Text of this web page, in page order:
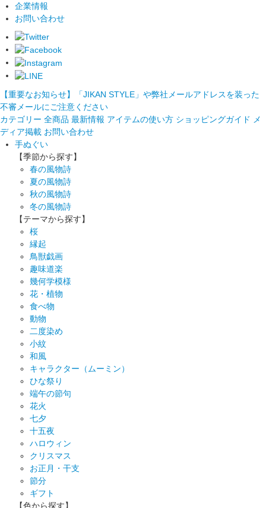
企業情報
お問い合わせ
【重要なお知らせ】「JIKAN STYLE」や弊社メールアドレスを装った
不審メールにご注意ください
カテゴリー 全商品 最新情報 アイテムの使い方 ショッピングガイド
メ
ディア掲載 お問い合わせ
手ぬぐい
【季節から探す】
春の風物詩
夏の風物詩
秋の風物詩
冬の風物詩
【テーマから探す】
桜
縁起
鳥獣戯画
趣味道楽
幾何学模様
花・植物
食べ物
動物
二度染め
小紋
和風
キャラクター（ムーミン）
ひな祭り
端午の節句
花火
七夕
十五夜
ハロウィン
クリスマス
お正月・干支
節分
ギフト
【色から探す】